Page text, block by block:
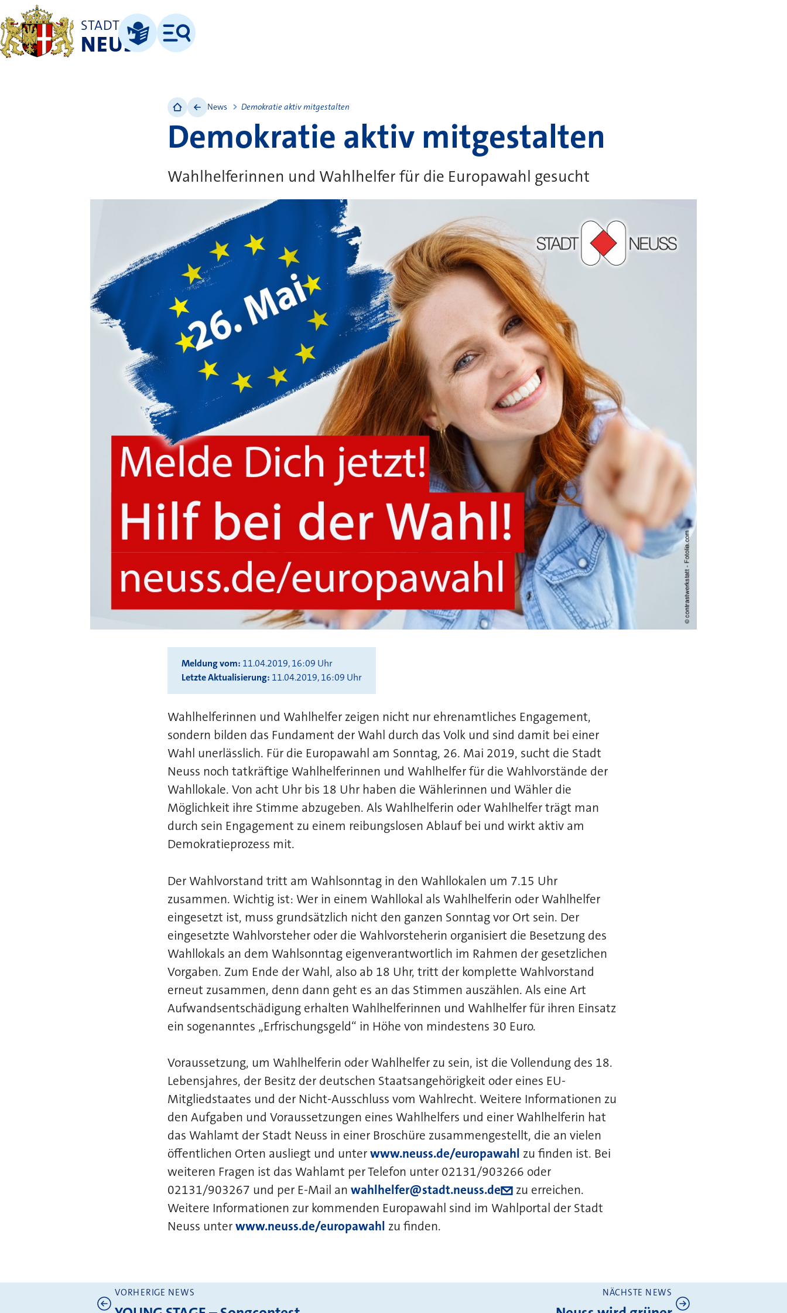
STADT
NEUSSLeichte Sprache
Menü
News Demokratie aktiv mitgestalten
Demokratie aktiv mitgestalten
Wahlhelferinnen und Wahlhelfer für die Europawahl gesucht
Meldung vom 11.04.2019, 16:09 Uhr
Letzte Aktualisierung 11.04.2019, 16:09 Uhr
Wahlhelferinnen und Wahlhelfer zeigen nicht nur ehrenamtliches Engagement,
sondern bilden das Fundament der Wahl durch das Volk und sind damit bei einer
Wahl unerlässlich. Für die Europawahl am Sonntag, 26. Mai 2019, sucht die Stadt
Neuss noch tatkräftige Wahlhelferinnen und Wahlhelfer für die Wahlvorstände der
Wahllokale. Von acht Uhr bis 18 Uhr haben die Wählerinnen und Wähler die
Möglichkeit ihre Stimme abzugeben. Als Wahlhelferin oder Wahlhelfer trägt man
durch sein Engagement zu einem reibungslosen Ablauf bei und wirkt aktiv am
Demokratieprozess mit.
Der Wahlvorstand tritt am Wahlsonntag in den Wahllokalen um 7.15 Uhr
zusammen. Wichtig ist: Wer in einem Wahllokal als Wahlhelferin oder Wahlhelfer
eingesetzt ist, muss grundsätzlich nicht den ganzen Sonntag vor Ort sein. Der
eingesetzte Wahlvorsteher oder die Wahlvorsteherin organisiert die Besetzung des
Wahllokals an dem Wahlsonntag eigenverantwortlich im Rahmen der gesetzlichen
Vorgaben. Zum Ende der Wahl, also ab 18 Uhr, tritt der komplette Wahlvorstand
erneut zusammen, denn dann geht es an das Stimmen auszählen. Als eine Art
Aufwandsentschädigung erhalten Wahlhelferinnen und Wahlhelfer für ihren Einsatz
ein sogenanntes „Erfrischungsgeld“ in Höhe von mindestens 30 Euro.
Voraussetzung, um Wahlhelferin oder Wahlhelfer zu sein, ist die Vollendung des 18.
Lebensjahres, der Besitz der deutschen Staatsangehörigkeit oder eines EU-
Mitgliedstaates und der Nicht-Ausschluss vom Wahlrecht. Weitere Informationen zu
den Aufgaben und Voraussetzungen eines Wahlhelfers und einer Wahlhelferin hat
das Wahlamt der Stadt Neuss in einer Broschüre zusammengestellt, die an vielen
öffentlichen Orten ausliegt und unterwww.neuss.de/europawahl zu finden ist. Bei
weiteren Fragen ist das Wahlamt per Telefon unter 02131/903266 oder
02131/903267 und per E-Mail an wahlhelfer@stadt.neuss.de
zu erreichen.
Weitere Informationen zur kommenden Europawahl sind im Wahlportal der Stadt
Neuss unterwww.neuss.de/europawahl zu finden.
VORHERIGE NEWS NÄCHSTE NEWS